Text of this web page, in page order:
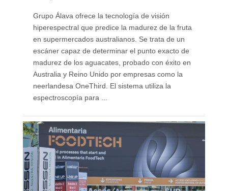
Grupo Álava ofrece la tecnología de visión
hiperespectral que predice la madurez de la fruta
en supermercados australianos. Se trata de un
escáner capaz de determinar el punto exacto de
madurez de los aguacates, probado con éxito en
Australia y Reino Unido por empresas como la
neerlandesa OneThird. El sistema utiliza la
espectroscopía para ...